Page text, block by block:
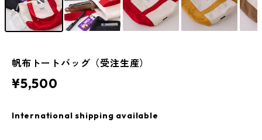
帆布トートバッグ（受注生産）
¥5,500
International shipping available